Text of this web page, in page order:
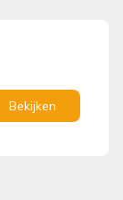
Bekijken